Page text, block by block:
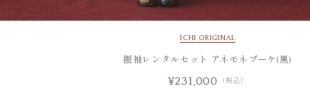
ICHI ORIGINAL
振袖レンタルセット アネモネブーケ(黒)
¥231,000 （税込）